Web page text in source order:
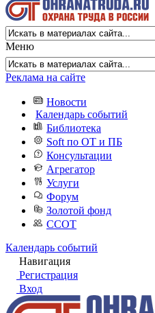
Меню
Реклама на сайте
Новости
Календарь событий
Библиотека
Soft по ОТ и ПБ
Консультации
Агрегатор
Услуги
Форум
Золотой фонд
ССОТ
Календарь событий
Навигация
Регистрация
Вход